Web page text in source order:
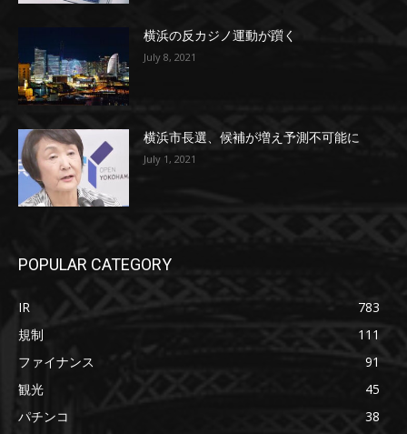
横浜の反カジノ運動が躓く
July 8, 2021
横浜市長選、候補が増え予測不可能に
July 1, 2021
POPULAR CATEGORY
IR
783
規制
111
ファイナンス
91
観光
45
パチンコ
38